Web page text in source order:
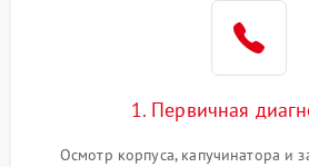
1. Первичная
Осмотр корпуса, капучинатора и